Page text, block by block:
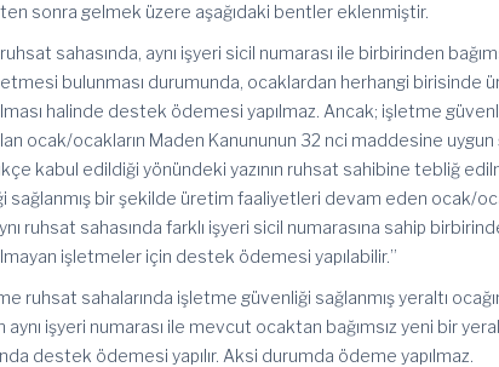
sonra gelmek üzere aşağıdaki bentler eklenmiştir.
ruhsat sahasında, aynı işyeri sicil numarası ile birbirinden
bulunması durumunda, ocaklardan herhangi birisinde
halinde destek ödemesi yapılmaz. Ancak; işletme
ocak/ocakların Maden Kanununun 32 nci maddesine
kabul edildiği yönündeki yazının ruhsat sahibine tebliğ
sağlanmış bir şekilde üretim faaliyetleri devam eden ocak/
ruhsat sahasında farklı işyeri sicil numarasına sahip
işletmeler için destek ödemesi yapılabilir.”
ruhsat sahalarında işletme güvenliği sağlanmış yeraltı
işyeri numarası ile mevcut ocaktan bağımsız yeni bir
destek ödemesi yapılır. Aksi durumda ödeme yapılmaz.